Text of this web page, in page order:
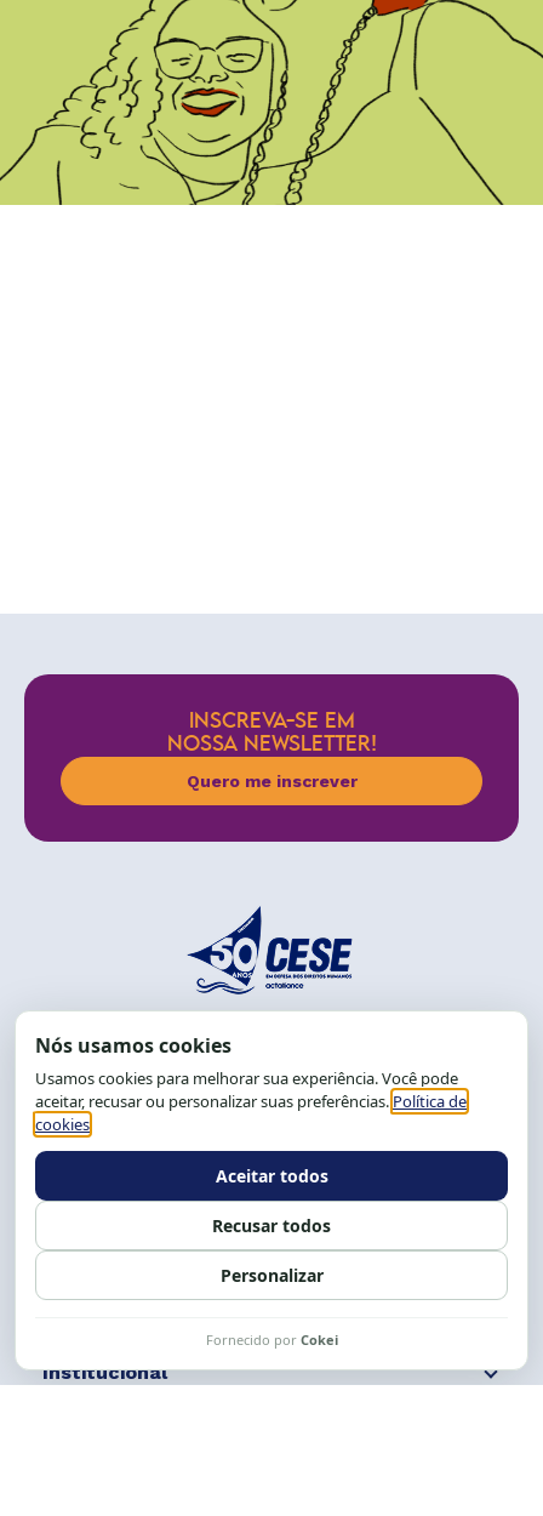
INSCREVA-SE EM
NOSSA NEWSLETTER!
Quero me inscrever
End.: R. da Graça, 150. Graça
CEP: 40.150-055
Salvador-BA, Brasil.
Tel.: (71) 2104-5457, Cel.: (71) 9 9239-2104 ou 2105
Expediente: 8h às 12h e 13 às 17h.
Siga nossas redes Fale conosco
Institucional